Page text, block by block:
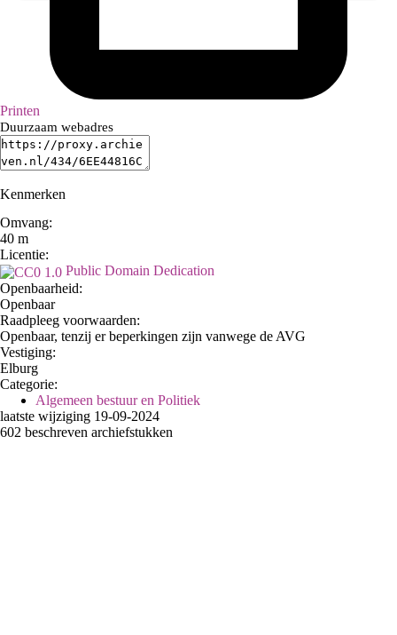
Printen
Duurzaam webadres
Kenmerken
Omvang:
40 m
Licentie:
Public Domain Dedication
Openbaarheid:
Openbaar
Raadpleeg voorwaarden:
Openbaar, tenzij er beperkingen zijn vanwege de AVG
Vestiging:
Elburg
Categorie:
Algemeen bestuur en Politiek
laatste wijziging 19-09-2024
602 beschreven archiefstukken